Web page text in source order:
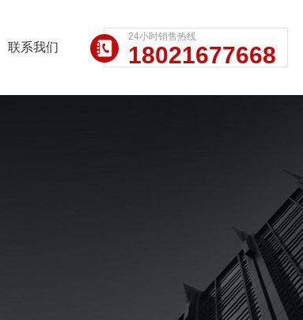
联系我们
24小时销售热线
18021677668